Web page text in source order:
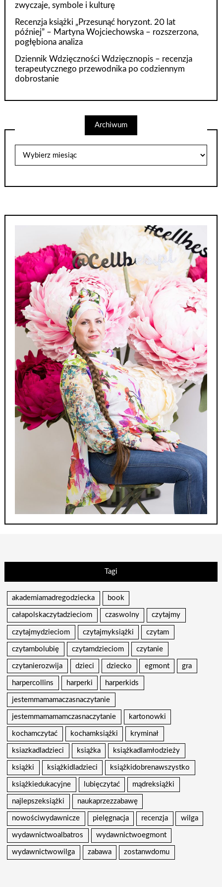
zwyczaje, symbole i kulturę
Recenzja książki „Przesunąć horyzont. 20 lat
później” – Martyna Wojciechowska – rozszerzona,
pogłębiona analiza
Dziennik Wdzięczności Wdzięcznopis – recenzja
terapeutycznego przewodnika po codziennym
dobrostanie
Archiwum
Tagi
akademiamadregodziecka book
całapolskaczytadzieciom czaswolny czytajmy
czytajmydzieciom czytajmyksiążki czytam
czytambolubię czytamdzieciom czytanie
czytanierozwija dzieci dziecko egmont gra
harpercollins harperki harperkids
jestemmamamaczasnaczytanie
jestemmamamamczasnaczytanie kartonowki
kochamczytać kochamksiążki kryminał
ksiazkadladzieci książka książkadlamłodzieży
książki książkidladzieci książkidobrenawszystko
książkiedukacyjne lubięczytać mądreksiążki
najlepszeksiążki naukaprzezzabawę
nowościwydawnicze pielęgnacja recenzja wilga
wydawnictwoalbatros wydawnictwoegmont
wydawnictwowilga zabawa zostanwdomu